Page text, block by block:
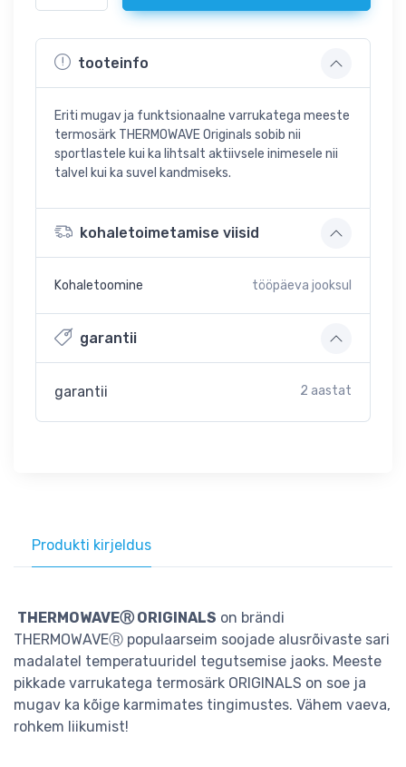
tooteinfo
Eriti mugav ja funktsionaalne varrukatega meeste
termosärk THERMOWAVE Originals sobib nii
sportlastele kui ka lihtsalt aktiivsele inimesele nii
talvel kui ka suvel kandmiseks.
kohaletoimetamise viisid
Kohaletoomine tööpäeva jooksul
garantii
garantii 2 aastat
Produkti kirjeldus
THERMOWAVEⓇ ORIGINALS on brändi
THERMOWAVEⓇ populaarseim soojade alusrõivaste sari
madalatel temperatuuridel tegutsemise jaoks. Meeste
pikkade varrukatega termosärk ORIGINALS on soe ja
mugav ka kõige karmimates tingimustes. Vähem vaeva,
rohkem liikumist!